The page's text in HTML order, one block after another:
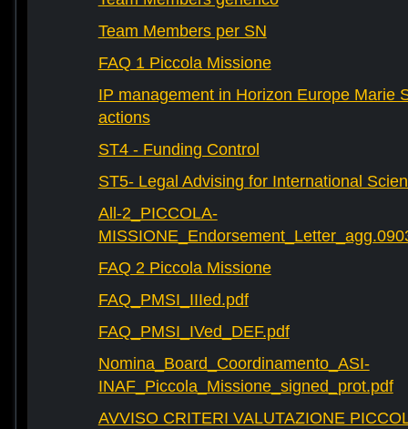
Team Members per SN
FAQ 1 Piccola Missione
IP management in Horizon Europe Marie
actions
ST4 - Funding Control
ST5- Legal Advising for International
All-2_PICCOLA-
FAQ 2 Piccola Missione
FAQ_PMSI_IIIed.pdf
FAQ_PMSI_IVed_DEF.pdf
Nomina_Board_Coordinamento_ASI-
INAF_Piccola_Missione_signed_prot.pdf
AVVISO CRITERI VALUTAZIONE